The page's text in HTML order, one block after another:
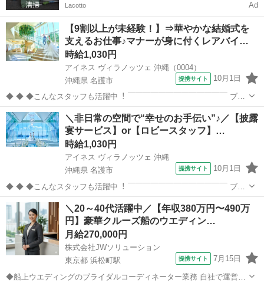
Lacotto Ad
【9割以上が未経験！】⇒華やかな結婚式を
支えるお仕事♪マナーが身に付くレアバイ…
時給1,030円
アイネス ヴィラノッツェ 沖縄（0004）
沖縄県 名護市
提携サイト 10月1日
◆ ◆ ◆こんなスタッフも活躍中︕ ￣￣￣￣￣￣￣￣￣￣￣￣￣ ブラ
イダル業界は未経験でスタートしたという スタッフがほとんどです︕
カフェ・居酒屋等の飲⾷店／アパレル／事務 在宅ワーク／ホテル／運
送業／軽作業／ その...
沖縄 名護市 結婚式場
＼非日常の空間で“幸せのお手伝い”♪／【披露
宴サービス】or【ロビースタッフ】…
時給1,030円
アイネス ヴィラノッツェ 沖縄
沖縄県 名護市
提携サイト 10月1日
◆ ◆ ◆こんなスタッフも活躍中︕ ￣￣￣￣￣￣￣￣￣￣￣￣￣ ブラ
イダル業界は未経験でスタートしたという スタッフがほとんどです︕
カフェ・居酒屋等の飲⾷店／アパレル／事務 在宅ワーク／ホテル／運
送業／軽作業／ その...
沖縄 名護市 結婚式場
＼20～40代活躍中／【年収380万円〜490万
円】豪華クルーズ船のウエディン…
月給270,000円
株式会社JWソリューション
東京都 浜松町駅
提携サイト 7月15日
◆船上ウエディングのブライダルコーディネーター業務 自社で運営し